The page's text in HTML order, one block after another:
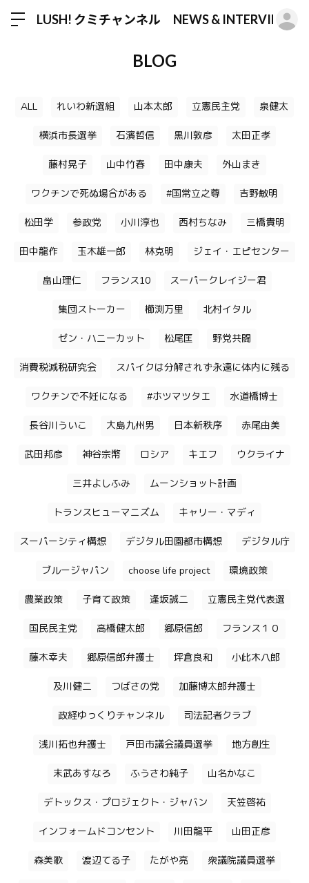
LUSH! クミチャンネル NEWS & INTERVIEW
BLOG
ALL れいわ新選組 山本太郎 立憲民主党 泉健太
横浜市長選挙 石濱哲信 黒川敦彦 太田正孝
藤村晃子 山中竹春 田中康夫 外山まき
ワクチンで死ぬ場合がある #国常立之尊 吉野敏明
松田学 参政党 小川淳也 西村ちなみ 三橋貴明
田中龍作 玉木雄一郎 林克明 ジェイ・エピセンター
畠山理仁 フランス10 スーパークレイジー君
集団ストーカー 櫛渕万里 北村イタル
ゼン・ハニーカット 松尾匡 野党共闘
消費税減税研究会 スパイクは分解されず永遠に体内に残る
ワクチンで不妊になる #ホツマツタエ 水道橋博士
長谷川ういこ 大島九州男 日本新秩序 赤尾由美
武田邦彦 神谷宗幣 ロシア キエフ ウクライナ
三井よしふみ ムーンショット計画
トランスヒューマニズム キャリー・マディ
スーパーシティ構想 デジタル田園都市構想 デジタル庁
ブルージャパン choose life project 環境政策
農業政策 子育て政策 逢坂誠二 立憲民主党代表選
国民民主党 高橋健太郎 郷原信郎 フランス１０
藤木幸夫 郷原信郎弁護士 坪倉良和 小此木八郎
及川健二 つばさの党 加藤博太郎弁護士
政経ゆっくりチャンネル 司法記者クラブ
浅川拓也弁護士 戸田市議会議員選挙 地方創生
末武あすなろ ふうさわ純子 山名かなこ
デトックス・プロジェクト・ジャバン 天笠啓祐
インフォームドコンセント 川田龍平 山田正彦
森美歌 渡辺てる子 たがや亮 衆議院議員選挙